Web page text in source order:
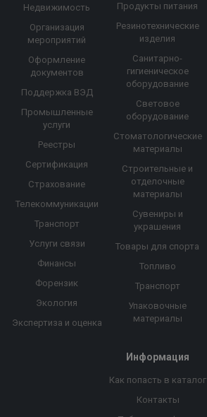
Недвижимость
Организация
мероприятий
Оформление
документов
Поддержка ВЭД
Промышленные
услуги
Реестры
Сертификация
Страхование
Телекоммуникации
Транспорт
Услуги связи
Финансы
Форензик
Экология
Экспертиза и оценка
Продукты питания
Резинотехнические
изделия
Санитарно-
гигиеническое
оборудование
Световое
оборудование
Стоматологические
материалы
Строительные и
отделочные
материалы
Сувениры и
украшения
Товары для спорта
Топливо
Транспорт
Упаковочные
материалы
Информация
Как попасть в каталог
Контакты